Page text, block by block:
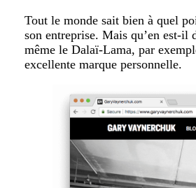
Tout le monde sait bien à quel
son entreprise. Mais qu’en est-il
même le Dalaï-Lama, par
excellente marque personnelle.